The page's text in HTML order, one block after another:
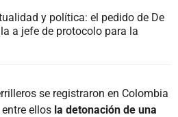
y política: el pedido de De
a jefe de protocolo para la
se registraron en Colombia
ellos la detonación de una